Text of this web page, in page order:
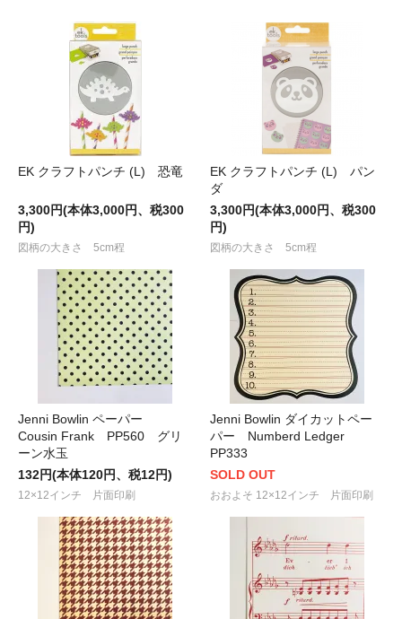
EK クラフトパンチ (L) 恐竜
3,300円(本体3,000円、税300
円)
図柄の大きさ 5cm程
EK クラフトパンチ (L) パン
ダ
3,300円(本体3,000円、税300
円)
図柄の大きさ 5cm程
Jenni Bowlin ペーパー
Cousin Frank PP560 グリ
ーン水玉
132円(本体120円、税12円)
12×12インチ 片面印刷
Jenni Bowlin ダイカットペー
パー Numberd Ledger
PP333
SOLD OUT
おおよそ 12×12インチ 片面印刷